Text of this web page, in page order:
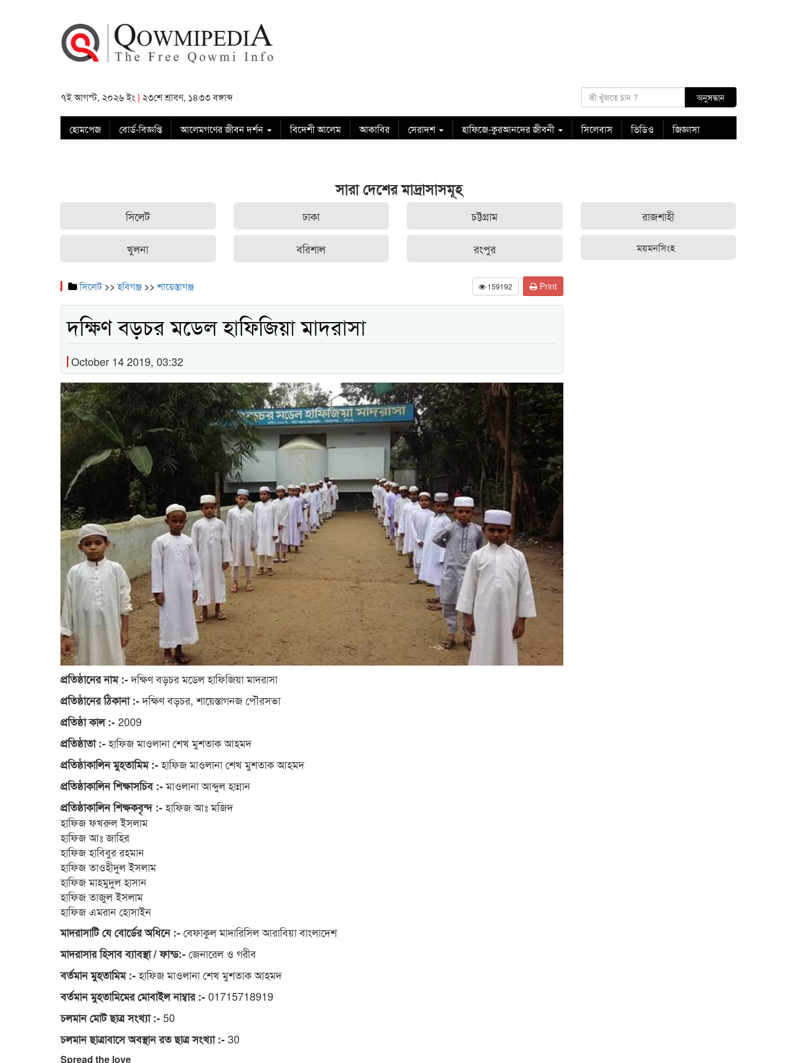
৭ই আগস্ট, ২০২৬ ইং | ২৩শে শ্রাবণ, ১৪৩৩ বঙ্গাব্দ
হোমপেজ বোর্ড-বিজ্ঞপ্তি আলেমগণের জীবন দর্শন বিদেশী আলেম আকাবির সেরাদশ হাফিজে-কুরআনদের জীবনী সিলেবাস ভিডিও জিজ্ঞাসা
সারা দেশের মাদ্রাসাসমূহ
সিলেট ঢাকা চট্টগ্রাম রাজশাহী
খুলনা বরিশাল রংপুর ময়মনসিংহ
সিলেট>>হবিগঞ্জ >>শায়েস্তাগঞ্জ 159192 Print
দক্ষিণ বড়চর মডেল হাফিজিয়া মাদরাসা
October 14 2019, 03:32
প্রতিষ্ঠানের নাম :-দক্ষিণ বড়চর মডেল হাফিজিয়া মাদরাসা
প্রতিষ্ঠানের ঠিকানা :-দক্ষিণ বড়চর, শায়েস্তাগনজ পৌরসভা
প্রতিষ্ঠা কাল :-2009
প্রতিষ্ঠাতা :-হাফিজ মাওলানা শেখ মুশতাক আহমদ
প্রতিষ্ঠাকালিন মুহতামিম :-হাফিজ মাওলানা শেখ মুশতাক আহমদ
প্রতিষ্ঠাকালিন শিক্ষাসচিব :-মাওলানা আব্দুল হান্নান
প্রতিষ্ঠাকালিন শিক্ষকবৃন্দ :-হাফিজ আঃ মজিদ
হাফিজ ফখরুল ইসলাম
হাফিজ আঃ জাহির
হাফিজ হাবিবুর রহমান
হাফিজ তাওহীদুল ইসলাম
হাফিজ মাহমুদুল হাসান
হাফিজ তাজুল ইসলাম
হাফিজ এমরান হোসাইন
মাদরাসাটি যে বোর্ডের অধিনে :-বেফাকুল মাদারিসিল আরাবিয়া বাংলাদেশ
মাদরাসার হিসাব ব্যাবস্থা / ফান্ড:-জেনারেল ও গরীব
বর্তমান মুহতামিম :-হাফিজ মাওলানা শেখ মুশতাক আহমদ
বর্তমান মুহতামিমের মোবাইল নাম্বার :-01715718919
চলমান মোট ছাত্র সংখ্যা :-50
চলমান ছাত্রাবাসে অবস্থান রত ছাত্র সংখ্যা :-30
Spread the love